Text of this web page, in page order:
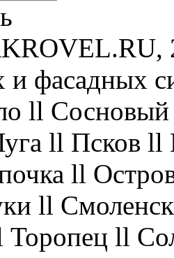
и фасадных
ll
ll Псков
ll
ll
Торопец ll